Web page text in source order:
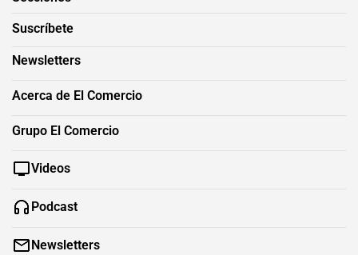
Suscríbete
Newsletters
Acerca de El Comercio
Grupo El Comercio
Videos
Podcast
Newsletters